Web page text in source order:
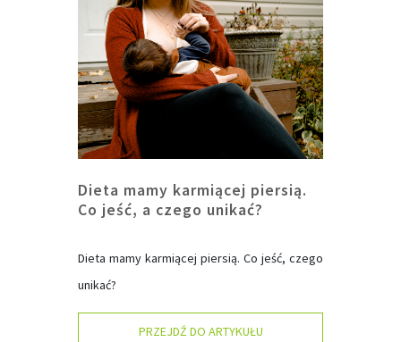
Dieta mamy karmiącej piersią.
Co jeść, a czego unikać?
Dieta mamy karmiącej piersią. Co jeść, czego
unikać?
PRZEJDŹ DO ARTYKUŁU